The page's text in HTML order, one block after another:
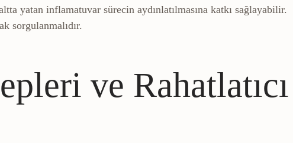
yatan inflamatuvar sürecin aydınlatılmasına katkı sağlayabilir.
sorgulanmalıdır.
ve Rahatlatıcı